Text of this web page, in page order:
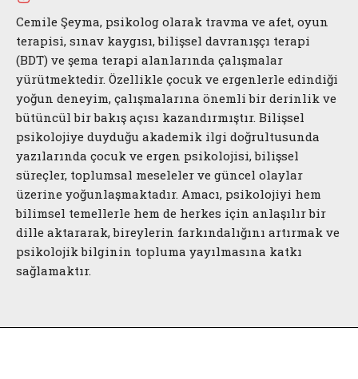
Cemile Şeyma, psikolog olarak travma ve afet, oyun
terapisi, sınav kaygısı, bilişsel davranışçı terapi
(BDT) ve şema terapi alanlarında çalışmalar
yürütmektedir. Özellikle çocuk ve ergenlerle edindiği
yoğun deneyim, çalışmalarına önemli bir derinlik ve
bütüncül bir bakış açısı kazandırmıştır. Bilişsel
psikolojiye duyduğu akademik ilgi doğrultusunda
yazılarında çocuk ve ergen psikolojisi, bilişsel
süreçler, toplumsal meseleler ve güncel olaylar
üzerine yoğunlaşmaktadır. Amacı, psikolojiyi hem
bilimsel temellerle hem de herkes için anlaşılır bir
dille aktararak, bireylerin farkındalığını artırmak ve
psikolojik bilginin topluma yayılmasına katkı
sağlamaktır.